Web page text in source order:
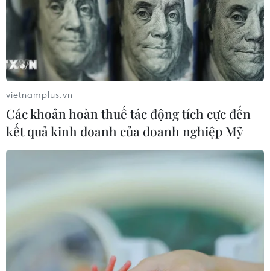
Bộ Công Thương phê duyệt Kế hoạch cung
ứng điện cao điểm mùa khô năm 2024
Bộ Công Thương yêu cầu Tập đoàn Điện lực Việt Nam
(EVN) có trách nhiệm công bố Kế hoạch cung ứng điện
các tháng cao điểm mùa khô trong năm 2024 bao gồm
kế hoạch huy động sản lượng điện từng tháng.
vietnamplus.vn
Các khoản hoàn thuế tác động tích cực đến
kết quả kinh doanh của doanh nghiệp Mỹ